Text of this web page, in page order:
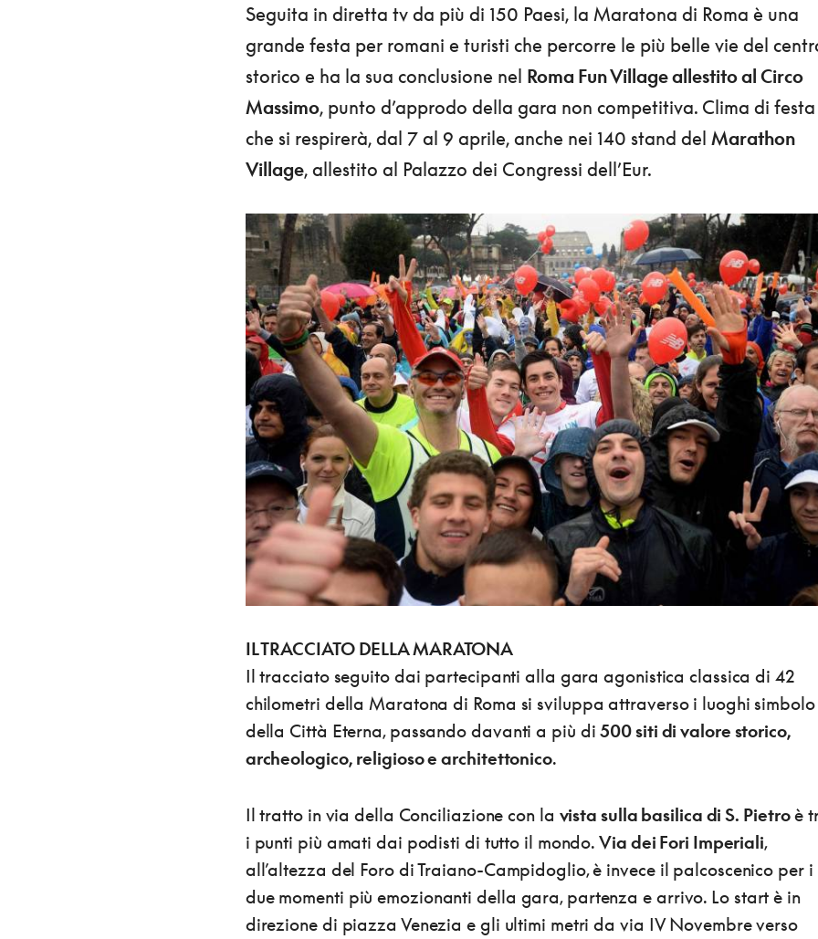
Seguita in diretta tv da più di 150 Paesi, la Maratona di Roma è una
grande festa per romani e turisti che percorre le più belle vie del
storico e ha la sua conclusione nel Roma Fun Village allestito al Circo
Massimo, punto d’approdo della gara non competitiva. Clima di festa
che si respirerà, dal 7 al 9 aprile, anche nei 140 stand del Marathon
Village, allestito al Palazzo dei Congressi dell’Eur.
IL TRACCIATO DELLA MARATONA
Il tracciato seguito dai partecipanti alla gara agonistica classica di 42
chilometri della Maratona di Roma si sviluppa attraverso i luoghi simbolo
della Città Eterna, passando davanti a più di500 siti di valore storico,
archeologico, religioso e architettonico.
Il tratto in via della Conciliazione con la vista sulla basilica di S. Pietroè
i punti più amati dai podisti di tutto il mondo.Via dei Fori Imperiali,
all’altezza del Foro di Traiano-Campidoglio, è invece il palcoscenico per i
due momenti più emozionanti della gara, partenza e arrivo. Lo start è in
direzione di piazza Venezia e gli ultimi metri da via IV Novembre verso